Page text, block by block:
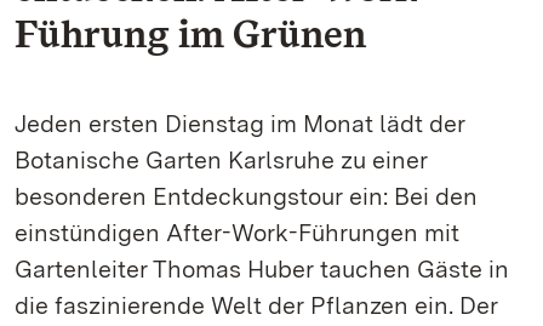
Führung im Grünen
Jeden ersten Dienstag im Monat lädt der
Botanische Garten Karlsruhe zu einer
besonderen Entdeckungstour ein: Bei den
einstündigen After-Work-Führungen mit
Gartenleiter Thomas Huber tauchen Gäste in
die faszinierende Welt der Pflanzen ein. Der